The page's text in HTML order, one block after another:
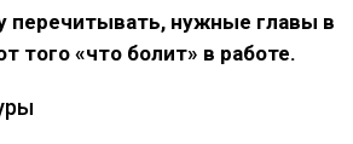
перечитывать, нужные главы в
того «что болит» в работе.